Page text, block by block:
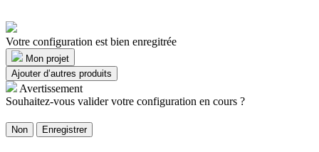
Votre configuration est bien enregitrée
Mon projet
Ajouter d’autres produits
Avertissement
Souhaitez-vous valider votre configuration en cours ?
Non Enregistrer